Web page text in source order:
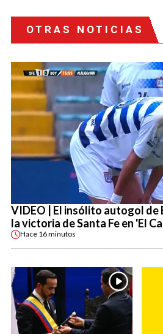
OTRAS NOTICIAS
VIDEO | El insólito autogol de
la victoria de Santa Fe en 'El
Hace 16 minutos